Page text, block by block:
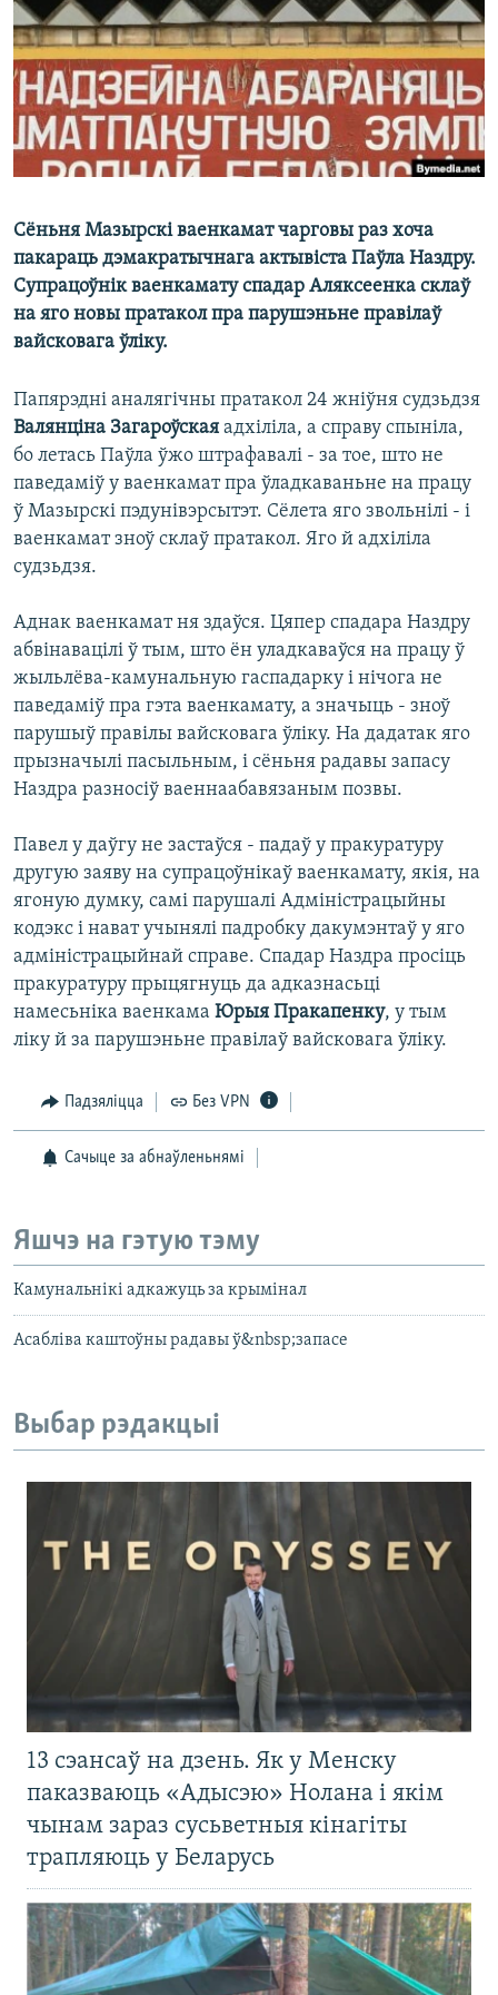
КУЛЬТУРА
КАЛЯНДАР
МОВА
НА ХВАЛЯХ СВАБОДЫ
Сёньня Мазырскі ваенкамат чарговы раз хоча
пакараць дэмакратычнага актывіста Паўла Наздру.
Супрацоўнік ваенкамату спадар Аляксеенка склаў
на яго новы пратакол пра парушэньне правілаў
вайсковага ўліку.
Папярэдні аналягічны пратакол 24 жніўня судзьдзя
Валянціна Загароўская адхіліла, а справу спыніла,
бо летась Паўла ўжо штрафавалі - за тое, што не
паведаміў у ваенкамат пра ўладкаваньне на працу
ў Мазырскі пэдунівэрсытэт. Сёлета яго звольнілі - і
ваенкамат зноў склаў пратакол. Яго й адхіліла
судзьдзя.
Аднак ваенкамат ня здаўся. Цяпер спадара Наздру
абвінавацілі ў тым, што ён уладкаваўся на працу ў
жыльлёва-камунальную гаспадарку і нічога не
паведаміў пра гэта ваенкамату, а значыць - зноў
парушыў правілы вайсковага ўліку. На дадатак яго
прызначылі пасыльным, і сёньня радавы запасу
Наздра разносіў ваеннаабавязаным позвы.
Павел у даўгу не застаўся - падаў у пракуратуру
другую заяву на супрацоўнікаў ваенкамату, якія, на
ягоную думку, самі парушалі Адміністрацыйны
кодэкс і нават учынялі падробку дакумэнтаў у яго
адміністрацыйнай справе. Спадар Наздра просіць
пракуратуру прыцягнуць да адказнасьці
намесьніка ваенкама Юрыя Пракапенку, у тым
ліку й за парушэньне правілаў вайсковага ўліку.
Падзяліцца Без VPN
Сачыце за абнаўленьнямі
Яшчэ на гэтую тэму
Камунальнікі адкажуць за крымінал
Асабліва каштоўны радавы ў&nbsp;запасе
Выбар рэдакцыі
13 сэансаў на дзень. Як у Менску
паказваюць «Адысэю» Нолана і якім
чынам зараз сусьветныя кінагіты
трапляюць у Беларусь